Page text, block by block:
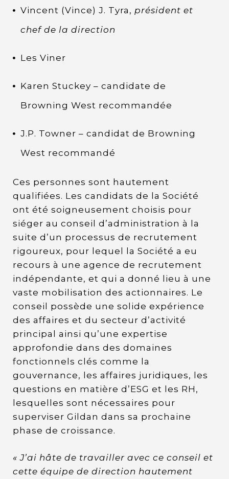
Vincent (Vince) J. Tyra, président et
chef de la direction
Les Viner
Karen Stuckey – candidate de
Browning West recommandée
J.P. Towner – candidat de Browning
West recommandé
Ces personnes sont hautement
qualifiées. Les candidats de la Société
ont été soigneusement choisis pour
siéger au conseil d’administration à la
suite d’un processus de recrutement
rigoureux, pour lequel la Société a eu
recours à une agence de recrutement
indépendante, et qui a donné lieu à une
vaste mobilisation des actionnaires. Le
conseil possède une solide expérience
des affaires et du secteur d’activité
principal ainsi qu’une expertise
approfondie dans des domaines
fonctionnels clés comme la
gouvernance, les affaires juridiques, les
questions en matière d’ESG et les RH,
lesquelles sont nécessaires pour
superviser Gildan dans sa prochaine
phase de croissance.
« J’ai hâte de travailler avec ce conseil et
cette équipe de direction hautement